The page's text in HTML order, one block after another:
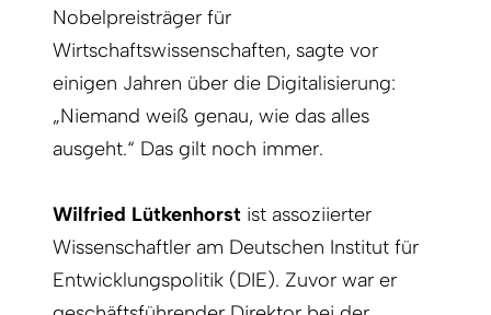
Nobelpreisträger für
Wirtschaftswissenschaften, sagte vor
einigen Jahren über die Digitalisierung:
„Niemand weiß genau, wie das alles
ausgeht.“ Das gilt noch immer.
Wilfried Lütkenhorst ist assoziierter
Wissenschaftler am Deutschen Institut für
Entwicklungspolitik (DIE). Zuvor war er